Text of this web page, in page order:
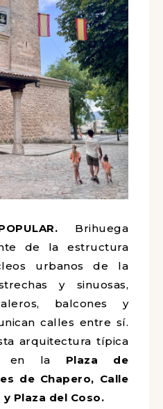
Brihuega
de la estructura
urbanos de la
y sinuosas,
balcones y
calles entre sí.
arquitectura típica
en la Plaza de
de Chapero, Calle
Plaza del Coso.